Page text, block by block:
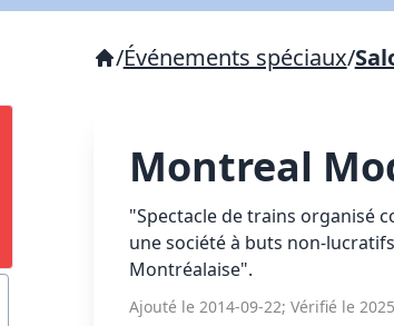
/Événements spéciaux/
Montreal
"Spectacle de trains organisé
une société à buts non-
Montréalaise".
Ajouté le 2014-09-22; Vérifié le